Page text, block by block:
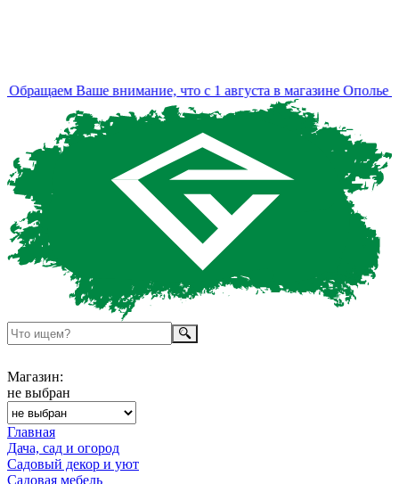
Ваше внимание, что с 1 августа в магазине Ополье
Магазин:
не выбран
Главная
Дача, сад и огород
Садовый декор и уют
Садовая мебель